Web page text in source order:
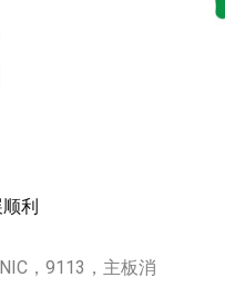
利
，9113，主板消